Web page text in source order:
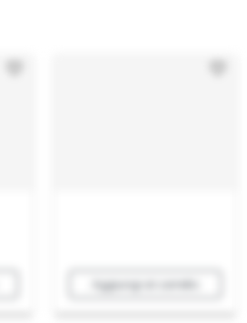
Aggiungi al carrello